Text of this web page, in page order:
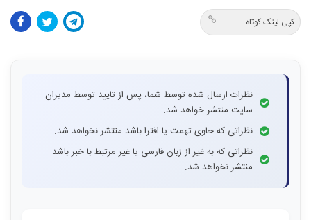
کپی لینک کوتاه
نظرات ارسال شده توسط شما، پس از تایید توسط مدیران
سایت منتشر خواهد شد.
نظراتی که حاوی تهمت یا افترا باشد منتشر نخواهد شد.
نظراتی که به غیر از زبان فارسی یا غیر مرتبط با خبر باشد
منتشر نخواهد شد.